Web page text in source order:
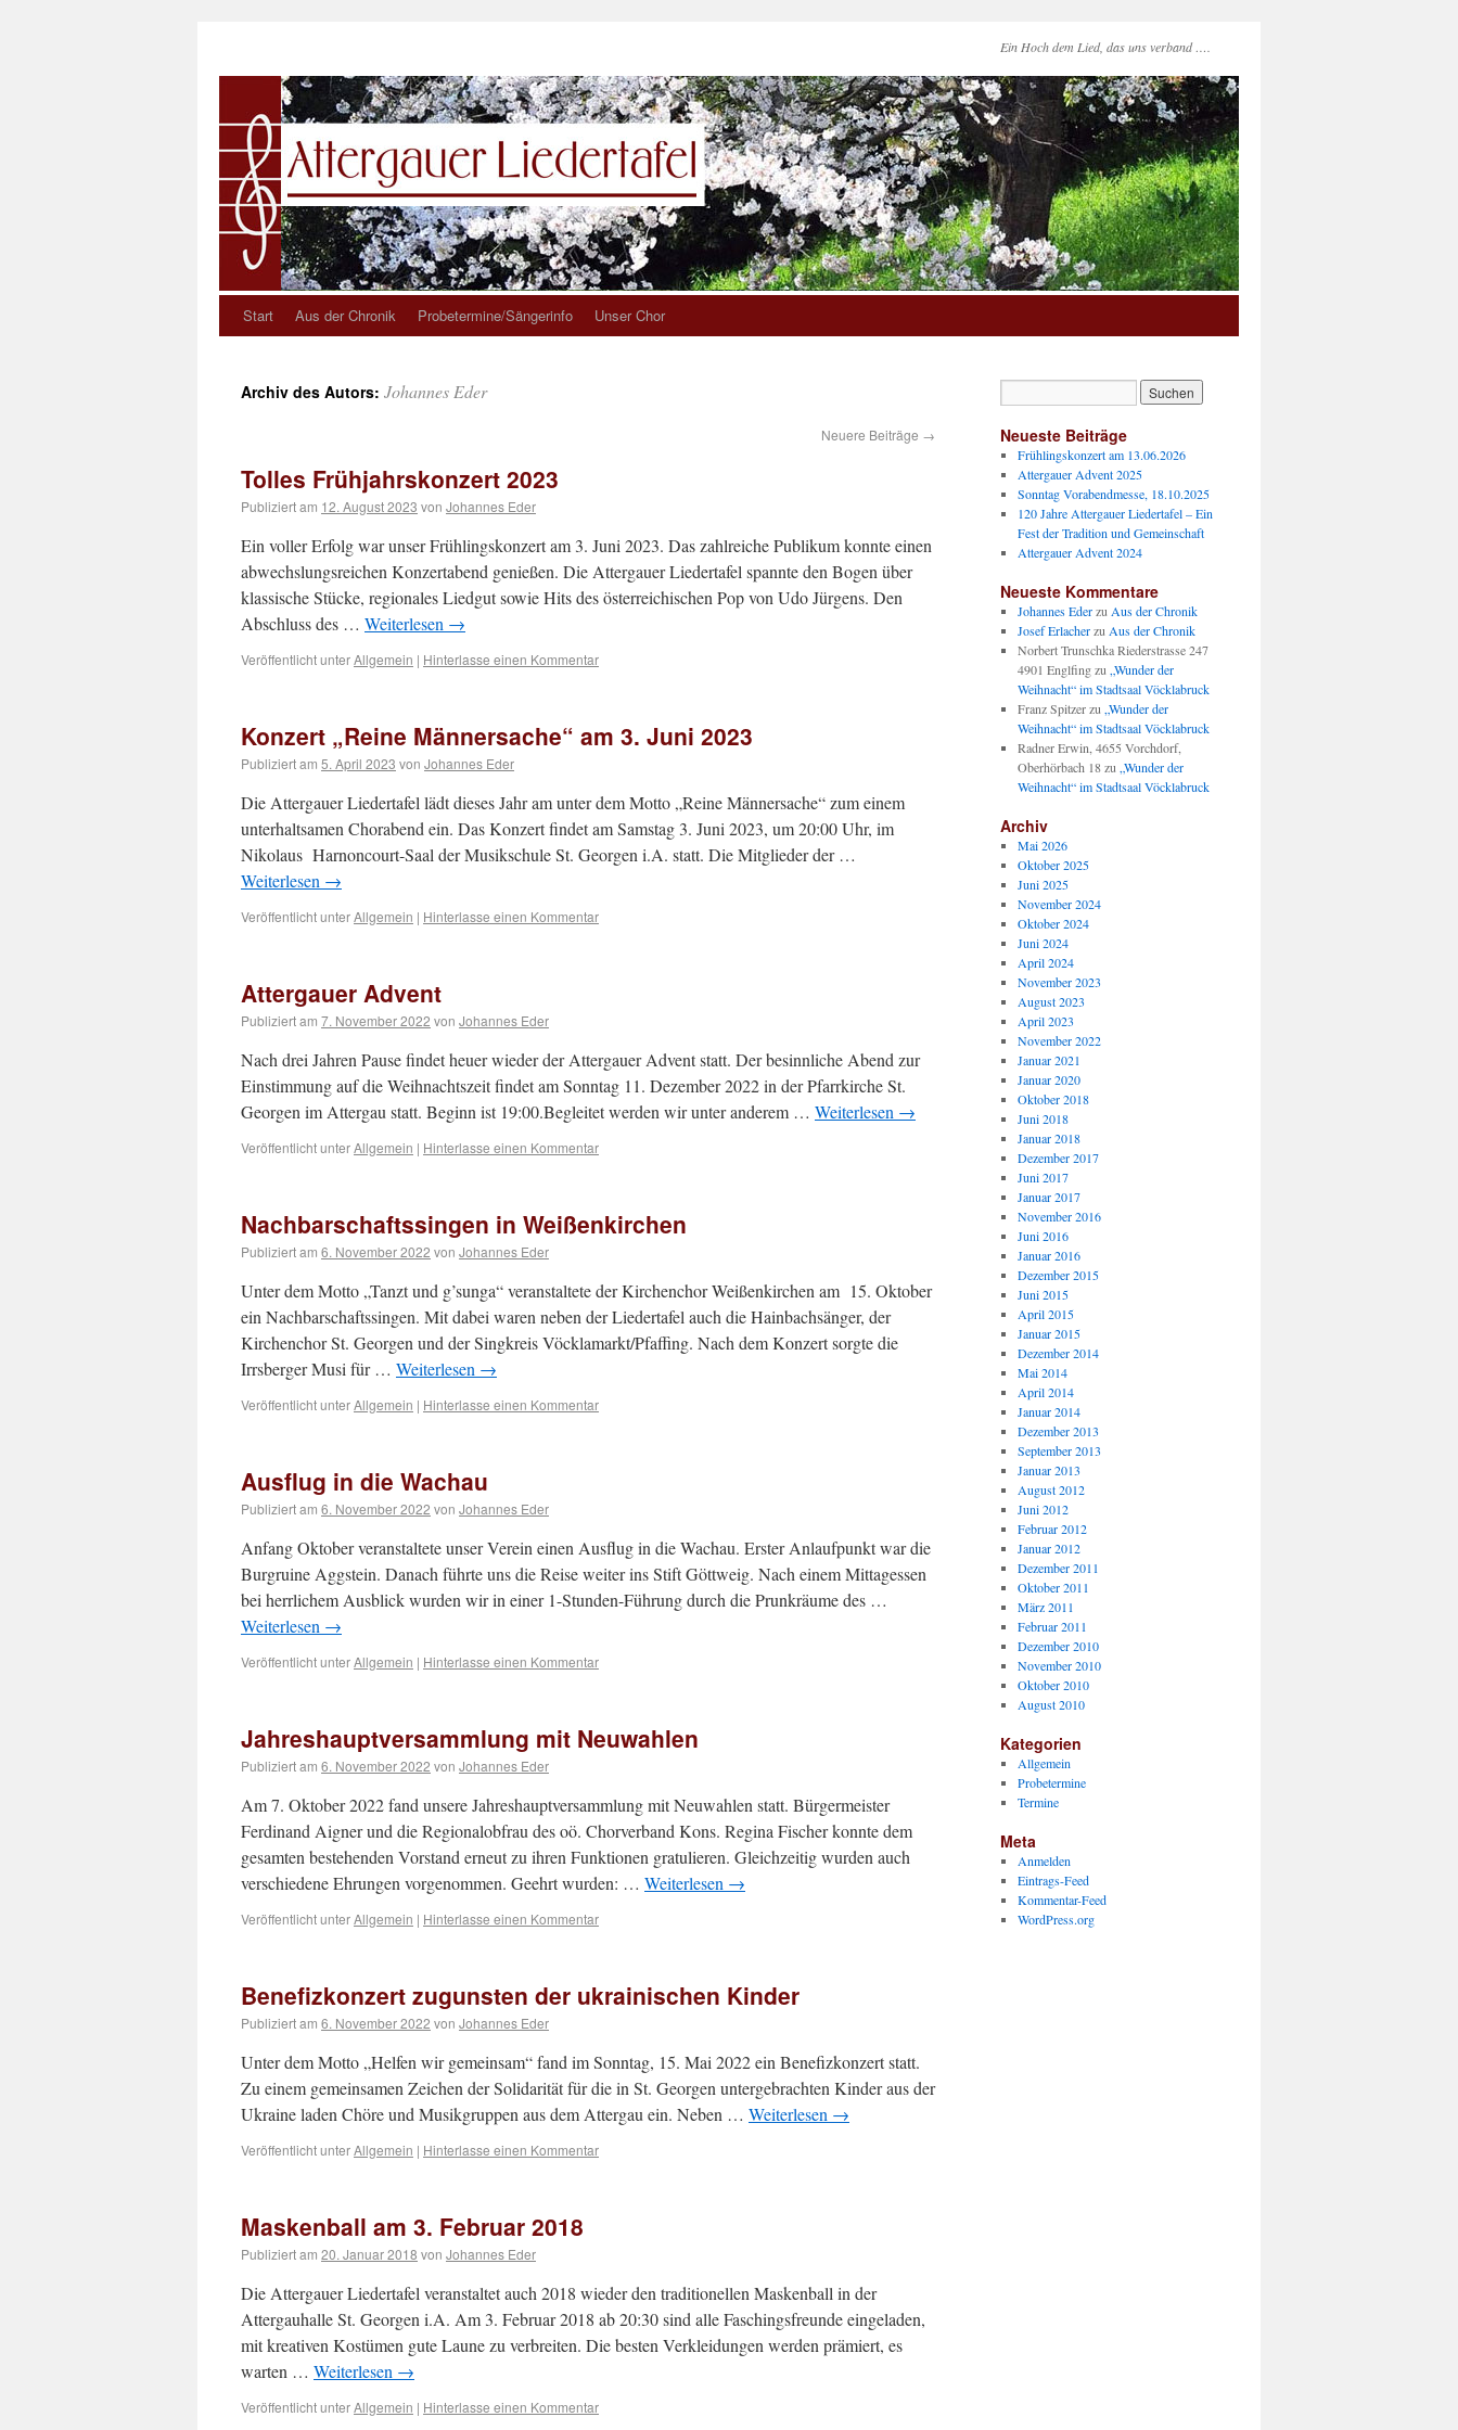
Ein Hoch dem Lied, das uns verband ….
Start Aus der Chronik Probetermine/Sängerinfo Unser Chor
Archiv des Autors: Johannes Eder
Neuere Beiträge →
Tolles Frühjahrskonzert 2023
Publiziert am 12. August 2023 von Johannes Eder
Ein voller Erfolg war unser Frühlingskonzert am 3. Juni 2023. Das zahlreiche Publikum konnte einen
abwechslungsreichen Konzertabend genießen. Die Attergauer Liedertafel spannte den Bogen über
klassische Stücke, regionales Liedgut sowie Hits des österreichischen Pop von Udo Jürgens. Den
Abschluss des … Weiterlesen →
Veröffentlicht unterAllgemein | Hinterlasse einen Kommentar
Konzert „Reine Männersache“ am 3. Juni 2023
Publiziert am 5. April 2023 von Johannes Eder
Die Attergauer Liedertafel lädt dieses Jahr am unter dem Motto „Reine Männersache“ zum einem
unterhaltsamen Chorabend ein. Das Konzert findet am Samstag 3. Juni 2023, um 20:00 Uhr, im
Nikolaus Harnoncourt-Saal der Musikschule St. Georgen i.A. statt. Die Mitglieder der …
Weiterlesen →
Veröffentlicht unterAllgemein | Hinterlasse einen Kommentar
Attergauer Advent
Publiziert am 7. November 2022 von Johannes Eder
Nach drei Jahren Pause findet heuer wieder der Attergauer Advent statt. Der besinnliche Abend zur
Einstimmung auf die Weihnachtszeit findet am Sonntag 11. Dezember 2022 in der Pfarrkirche St.
Georgen im Attergau statt. Beginn ist 19:00.Begleitet werden wir unter anderem … Weiterlesen →
Veröffentlicht unterAllgemein | Hinterlasse einen Kommentar
Nachbarschaftssingen in Weißenkirchen
Publiziert am 6. November 2022 von Johannes Eder
Unter dem Motto „Tanzt und g’sunga“ veranstaltete der Kirchenchor Weißenkirchen am 15. Oktober
ein Nachbarschaftssingen. Mit dabei waren neben der Liedertafel auch die Hainbachsänger, der
Kirchenchor St. Georgen und der Singkreis Vöcklamarkt/Pfaffing. Nach dem Konzert sorgte die
Irrsberger Musi für … Weiterlesen →
Veröffentlicht unterAllgemein | Hinterlasse einen Kommentar
Ausflug in die Wachau
Publiziert am 6. November 2022 von Johannes Eder
Anfang Oktober veranstaltete unser Verein einen Ausflug in die Wachau. Erster Anlaufpunkt war die
Burgruine Aggstein. Danach führte uns die Reise weiter ins Stift Göttweig. Nach einem Mittagessen
bei herrlichem Ausblick wurden wir in einer 1-Stunden-Führung durch die Prunkräume des …
Weiterlesen →
Veröffentlicht unterAllgemein | Hinterlasse einen Kommentar
Jahreshauptversammlung mit Neuwahlen
Publiziert am 6. November 2022 von Johannes Eder
Am 7. Oktober 2022 fand unsere Jahreshauptversammlung mit Neuwahlen statt. Bürgermeister
Ferdinand Aigner und die Regionalobfrau des oö. Chorverband Kons. Regina Fischer konnte dem
gesamten bestehenden Vorstand erneut zu ihren Funktionen gratulieren. Gleichzeitig wurden auch
verschiedene Ehrungen vorgenommen. Geehrt wurden: … Weiterlesen →
Veröffentlicht unterAllgemein | Hinterlasse einen Kommentar
Benefizkonzert zugunsten der ukrainischen Kinder
Publiziert am 6. November 2022 von Johannes Eder
Unter dem Motto „Helfen wir gemeinsam“ fand im Sonntag, 15. Mai 2022 ein Benefizkonzert statt.
Zu einem gemeinsamen Zeichen der Solidarität für die in St. Georgen untergebrachten Kinder aus der
Ukraine laden Chöre und Musikgruppen aus dem Attergau ein. Neben … Weiterlesen →
Veröffentlicht unterAllgemein | Hinterlasse einen Kommentar
Maskenball am 3. Februar 2018
Publiziert am 20. Januar 2018 von Johannes Eder
Die Attergauer Liedertafel veranstaltet auch 2018 wieder den traditionellen Maskenball in der
Attergauhalle St. Georgen i.A. Am 3. Februar 2018 ab 20:30 sind alle Faschingsfreunde eingeladen,
mit kreativen Kostümen gute Laune zu verbreiten. Die besten Verkleidungen werden prämiert, es
warten … Weiterlesen →
Veröffentlicht unterAllgemein | Hinterlasse einen Kommentar
Neueste Beiträge
Frühlingskonzert am 13.06.2026
Attergauer Advent 2025
Sonntag Vorabendmesse, 18.10.2025
120 Jahre Attergauer Liedertafel – Ein
Fest der Tradition und Gemeinschaft
Attergauer Advent 2024
Neueste Kommentare
Johannes Ederzu Aus der Chronik
Josef Erlacherzu Aus der Chronik
Norbert Trunschka Riederstrasse 247
4901 Englfingzu „Wunder der
Weihnacht“ im Stadtsaal Vöcklabruck
Franz Spitzerzu „Wunder der
Weihnacht“ im Stadtsaal Vöcklabruck
Radner Erwin, 4655 Vorchdorf,
Oberhörbach 18zu „Wunder der
Weihnacht“ im Stadtsaal Vöcklabruck
Archiv
Mai 2026
Oktober 2025
Juni 2025
November 2024
Oktober 2024
Juni 2024
April 2024
November 2023
August 2023
April 2023
November 2022
Januar 2021
Januar 2020
Oktober 2018
Juni 2018
Januar 2018
Dezember 2017
Juni 2017
Januar 2017
November 2016
Juni 2016
Januar 2016
Dezember 2015
Juni 2015
April 2015
Januar 2015
Dezember 2014
Mai 2014
April 2014
Januar 2014
Dezember 2013
September 2013
Januar 2013
August 2012
Juni 2012
Februar 2012
Januar 2012
Dezember 2011
Oktober 2011
März 2011
Februar 2011
Dezember 2010
November 2010
Oktober 2010
August 2010
Kategorien
Allgemein
Probetermine
Termine
Meta
Anmelden
Eintrags-Feed
Kommentar-Feed
WordPress.org